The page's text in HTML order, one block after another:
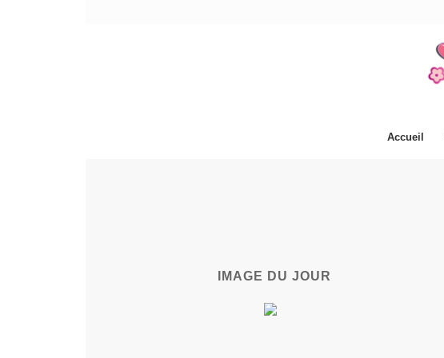
Accueil
IMAGE DU JOUR